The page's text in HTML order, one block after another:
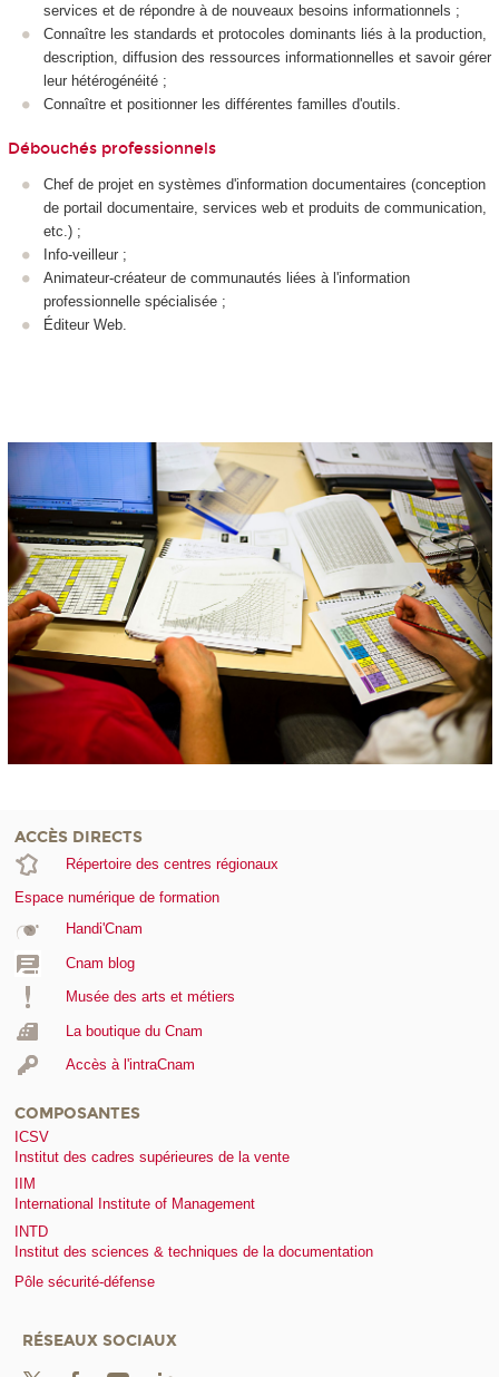
services et de répondre à de nouveaux besoins informationnels ;
Connaître les standards et protocoles dominants liés à la production,
description, diffusion des ressources informationnelles et savoir gérer
leur hétérogénéité ;
Connaître et positionner les différentes familles d'outils.
Débouchés professionnels
Chef de projet en systèmes d'information documentaires (conception
de portail documentaire, services web et produits de communication,
etc.) ;
Info-veilleur ;
Animateur-créateur de communautés liées à l'information
professionnelle spécialisée ;
Éditeur Web.
ACCÈS DIRECTS
Répertoire des centres régionaux
Espace numérique de formation
Handi'Cnam
Cnam blog
Musée des arts et métiers
La boutique du Cnam
Accès à l'intraCnam
COMPOSANTES
ICSV
Institut des cadres supérieures de la vente
IIM
International Institute of Management
INTD
Institut des sciences & techniques de la documentation
Pôle sécurité-défense
RÉSEAUX SOCIAUX